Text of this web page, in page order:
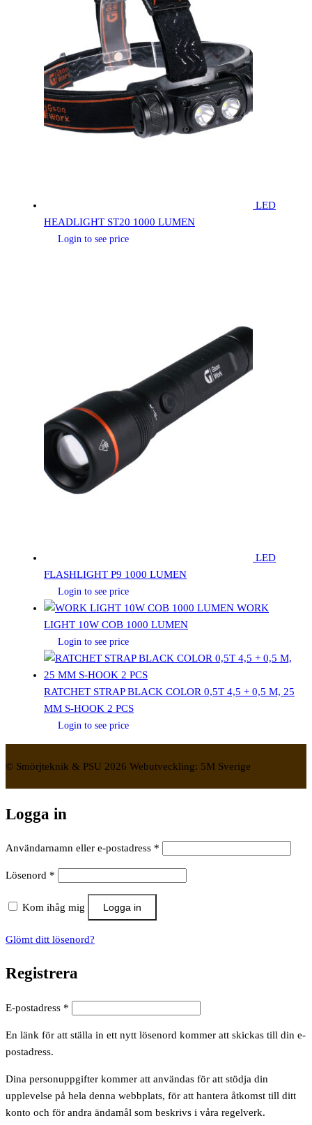
LED
HEADLIGHT ST20 1000 LUMEN
Login to see price
LED
FLASHLIGHT P9 1000 LUMEN
Login to see price
WORK
LIGHT 10W COB 1000 LUMEN
Login to see price
RATCHET STRAP BLACK COLOR 0,5T 4,5 + 0,5 M, 25
MM S-HOOK 2 PCS
Login to see price
© Smörjteknik & PSU 2026 Webutveckling: 5M Sverige
Logga in
Användarnamn eller e-postadress *
Lösenord *
Kom ihåg mig Logga in
Glömt ditt lösenord?
Registrera
E-postadress *
En länk för att ställa in ett nytt lösenord kommer att skickas till din e-
postadress.
Dina personuppgifter kommer att användas för att stödja din
upplevelse på hela denna webbplats, för att hantera åtkomst till ditt
konto och för andra ändamål som beskrivs i våra regelverk.